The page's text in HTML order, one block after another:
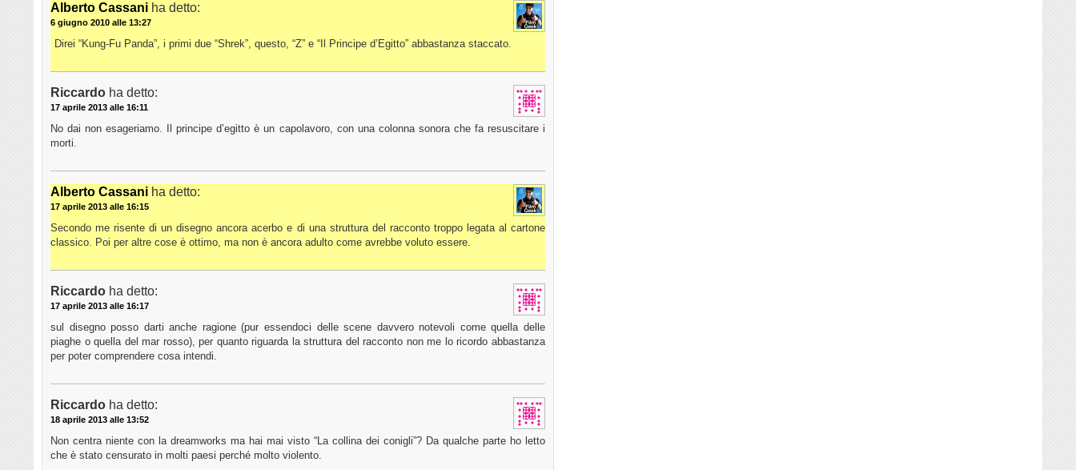
Alberto Cassani ha detto:
6 giugno 2010 alle 13:27
Direi “Kung-Fu Panda”, i primi due “Shrek”, questo, “Z” e “Il Principe d’Egitto” abbastanza staccato.
Riccardo ha detto:
17 aprile 2013 alle 16:11
No dai non esageriamo. Il principe d’egitto è un capolavoro, con una colonna sonora che fa resuscitare i
morti.
Alberto Cassani ha detto:
17 aprile 2013 alle 16:15
Secondo me risente di un disegno ancora acerbo e di una struttura del racconto troppo legata al cartone
classico. Poi per altre cose è ottimo, ma non è ancora adulto come avrebbe voluto essere.
Riccardo ha detto:
17 aprile 2013 alle 16:17
sul disegno posso darti anche ragione (pur essendoci delle scene davvero notevoli come quella delle
piaghe o quella del mar rosso), per quanto riguarda la struttura del racconto non me lo ricordo abbastanza
per poter comprendere cosa intendi.
Riccardo ha detto:
18 aprile 2013 alle 13:52
Non centra niente con la dreamworks ma hai mai visto “La collina dei conigli”? Da qualche parte ho letto
che è stato censurato in molti paesi perché molto violento.